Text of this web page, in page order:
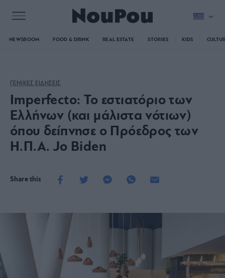
NEWSROOM FOOD & DRINK REAL ESTATE STORIES KIDS
ΓΕΝΙΚΕΣ ΕΙΔΗΣΕΙΣ
Imperfecto: Το εστιατόριο των
Ελλήνων (και μάλιστα νότιων)
όπου δείπνησε ο Πρόεδρος των
Η.Π.Α. Jo Biden
Share this